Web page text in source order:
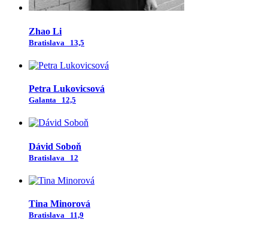
Zhao Li
Bratislava 13,5
Petra Lukovicsová
Galanta 12,5
Dávid Soboň
Bratislava 12
Tina Minorová
Bratislava 11,9